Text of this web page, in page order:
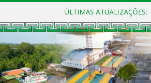
ÚLTIMAS ATUALIZAÇÕES: